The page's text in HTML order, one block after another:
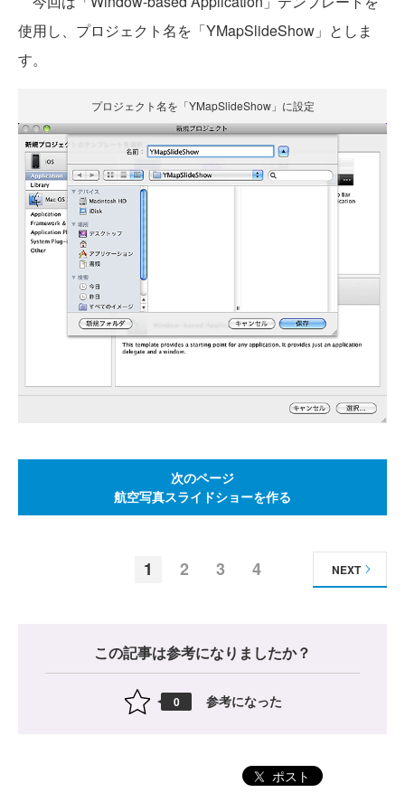
使用し、プロジェクト名を「YMapSlideShow」としま
す。
プロジェクト名を「YMapSlideShow」に設定
次のページ
航空写真スライドショーを作る
1 2 3 4 NEXT
この記事は参考になりましたか？
0 参考になった
ポスト